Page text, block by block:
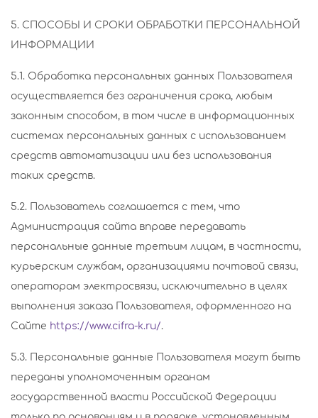
5. СПОСОБЫ И СРОКИ ОБРАБОТКИ ПЕРСОНАЛЬНОЙ
ИНФОРМАЦИИ
5.1. Обработка персональных данных Пользователя
осуществляется без ограничения срока, любым
законным способом, в том числе в информационных
системах персональных данных с использованием
средств автоматизации или без использования
таких средств.
5.2. Пользователь соглашается с тем, что
Администрация сайта вправе передавать
персональные данные третьим лицам, в частности,
курьерским службам, организациями почтовой связи,
операторам электросвязи, исключительно в целях
выполнения заказа Пользователя, оформленного на
Сайте https://www.cifra-k.ru/.
5.3. Персональные данные Пользователя могут быть
переданы уполномоченным органам
государственной власти Российской Федерации